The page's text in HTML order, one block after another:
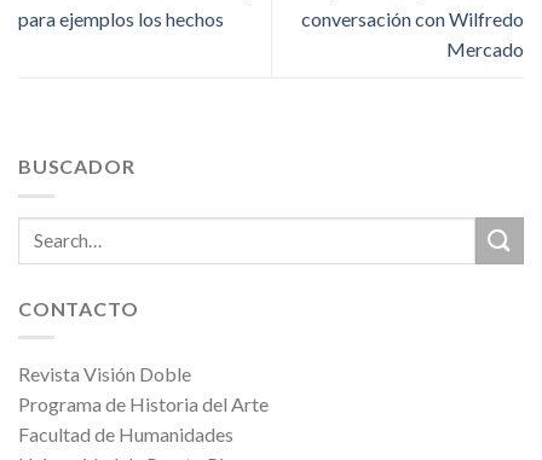
para ejemplos los hechos
conversación con Wilfredo
Mercado
BUSCADOR
CONTACTO
Revista Visión Doble
Programa de Historia del Arte
Facultad de Humanidades